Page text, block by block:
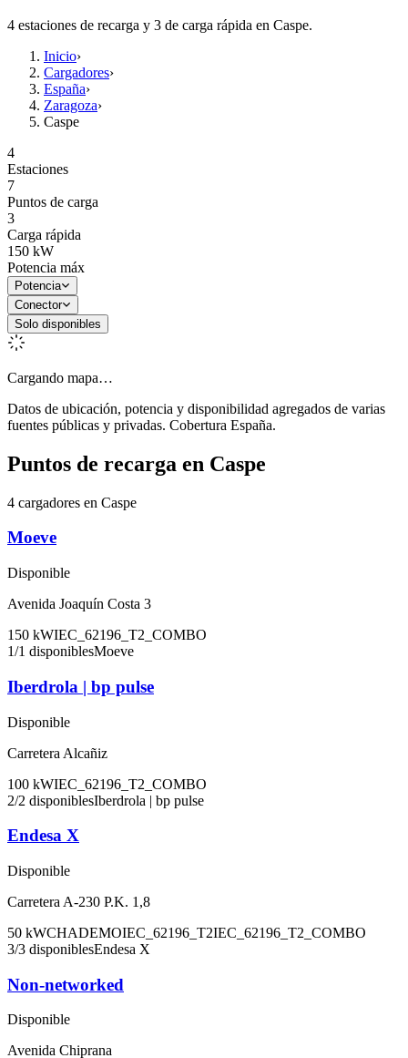
4 estaciones de recarga y 3 de carga rápida en Caspe.
Inicio›
Cargadores›
España›
Zaragoza›
Caspe
4
Estaciones
7
Puntos de carga
3
Carga rápida
150 kW
Potencia máx
Potencia
Conector
Solo disponibles
Cargando mapa…
Datos de ubicación, potencia y disponibilidad agregados de varias
fuentes públicas y privadas. Cobertura España.
Puntos de recarga en Caspe
4 cargadores en Caspe
Moeve
Disponible
Avenida Joaquín Costa 3
150 kWIEC_62196_T2_COMBO
1/1 disponiblesMoeve
Iberdrola | bp pulse
Disponible
Carretera Alcañiz
100 kWIEC_62196_T2_COMBO
2/2 disponiblesIberdrola | bp pulse
Endesa X
Disponible
Carretera A-230 P.K. 1,8
50 kWCHADEMOIEC_62196_T2IEC_62196_T2_COMBO
3/3 disponiblesEndesa X
Non-networked
Disponible
Avenida Chiprana